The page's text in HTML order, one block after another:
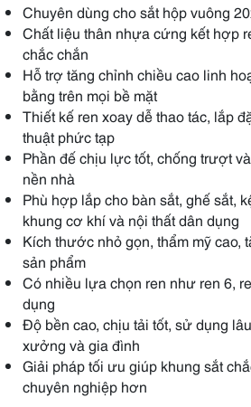
Chuyên dùng cho sắt hộp vuông
Chất liệu thân nhựa cứng kết hợp
chắc chắn
Hỗ trợ tăng chỉnh chiều cao linh
bằng trên mọi bề mặt
Thiết kế ren xoay dễ thao tác, lắp
thuật phức tạp
Phần đế chịu lực tốt, chống trượt
nền nhà
Phù hợp lắp cho bàn sắt, ghế sắt,
khung cơ khí và nội thất dân dụng
Kích thước nhỏ gọn, thẩm mỹ cao,
sản phẩm
Có nhiều lựa chọn ren như ren 6,
dụng
Độ bền cao, chịu tải tốt, sử dụng
xưởng và gia đình
Giải pháp tối ưu giúp khung sắt
chuyên nghiệp hơn